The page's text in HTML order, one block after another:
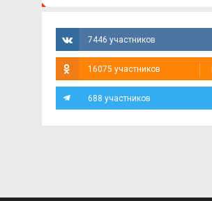
7446 участников
16075 участников
688 участников